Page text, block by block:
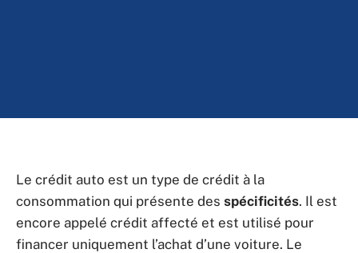
Le crédit auto est un type de crédit à la
consommation qui présente des spécificités. Il est
encore appelé crédit affecté et est utilisé pour
financer uniquement l’achat d’une voiture. Le